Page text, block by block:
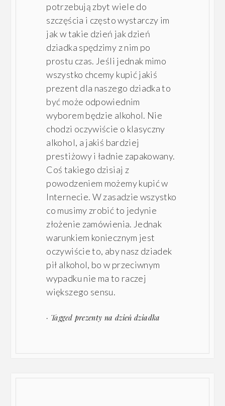
potrzebują zbyt wiele do
szczęścia i często wystarczy im
jak w takie dzień jak dzień
dziadka spędzimy z nim po
prostu czas. Jeśli jednak mimo
wszystko chcemy kupić jakiś
prezent dla naszego dziadka to
być może odpowiednim
wyborem będzie alkohol. Nie
chodzi oczywiście o klasyczny
alkohol, a jakiś bardziej
prestiżowy i ładnie zapakowany.
Coś takiego dzisiaj z
powodzeniem możemy kupić w
Internecie. W zasadzie wszystko
co musimy zrobić to jedynie
złożenie zamówienia. Jednak
warunkiem koniecznym jest
oczywiście to, aby nasz dziadek
pił alkohol, bo w przeciwnym
wypadku nie ma to raczej
większego sensu.
· Tagged prezenty na dzień dziadka